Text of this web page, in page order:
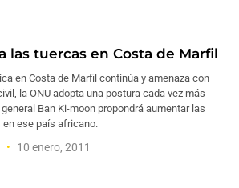
las tuercas en Costa de Marfil
en Costa de Marfil continúa y amenaza con
la ONU adopta una postura cada vez más
Ban Ki-moon propondrá aumentar las
ese país africano.
10 enero, 2011